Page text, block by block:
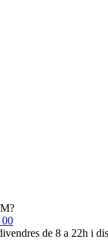
00
de 8 a 22h i